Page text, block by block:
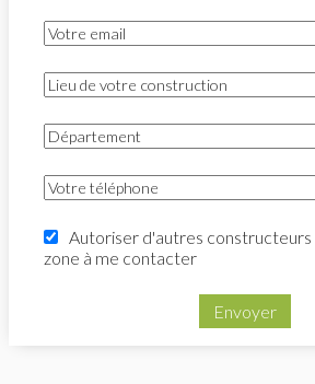
Autoriser d'autres constructeurs
zone à me contacter
Envoyer